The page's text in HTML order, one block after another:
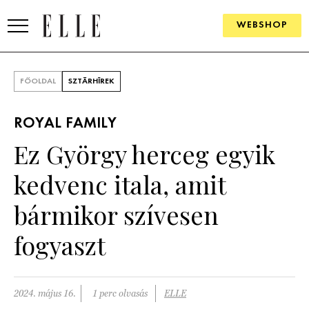
WEBSHOP
SZÉPSÉG
PÁRKAPCSOLAT
FŐOLDAL SZTÁRHÍREK
ROYAL FAMILY
Ez György herceg egyik
kedvenc itala, amit
bármikor szívesen
fogyaszt
2024. május 16. 1 perc olvasás ELLE